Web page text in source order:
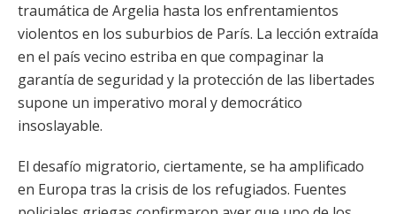
traumática de Argelia hasta los enfrentamientos
violentos en los suburbios de París. La lección extraída
en el país vecino estriba en que compaginar la
garantía de seguridad y la protección de las libertades
supone un imperativo moral y democrático
insoslayable.
El desafío migratorio, ciertamente, se ha amplificado
en Europa tras la crisis de los refugiados. Fuentes